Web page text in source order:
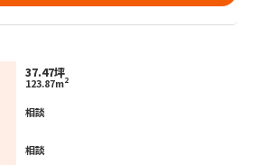
37.47坪
123.87m2
相談
相談